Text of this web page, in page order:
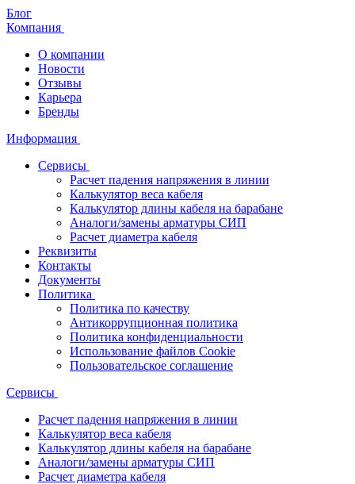
Блог
Компания
О компании
Новости
Отзывы
Карьера
Бренды
Информация
Сервисы
Расчет падения напряжения в линии
Калькулятор веса кабеля
Калькулятор длины кабеля на барабане
Аналоги/замены арматуры СИП
Расчет диаметра кабеля
Реквизиты
Контакты
Документы
Политика
Политика по качеству
Антикоррупционная политика
Политика конфиденциальности
Использование файлов Cookie
Пользовательское соглашение
Сервисы
Расчет падения напряжения в линии
Калькулятор веса кабеля
Калькулятор длины кабеля на барабане
Аналоги/замены арматуры СИП
Расчет диаметра кабеля